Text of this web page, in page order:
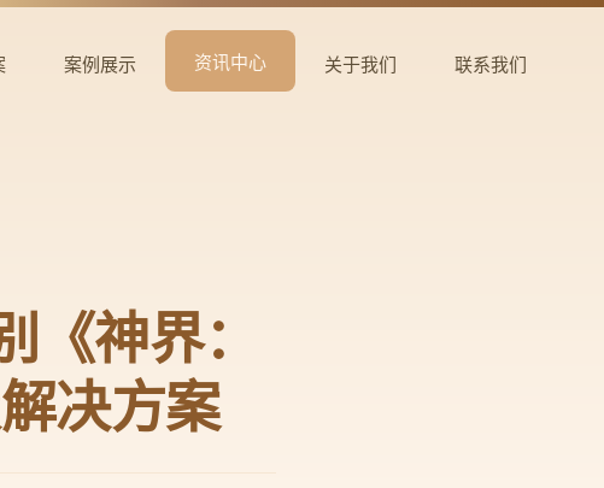
案例展示 资讯中心 关于我们 联系我们
神界：
决方案